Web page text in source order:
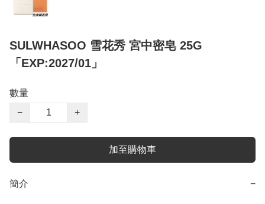
SULWHASOO 雪花秀 宮中密皂 25G
「EXP:2027/01」
數量
−
+
加至購物車
簡介 −